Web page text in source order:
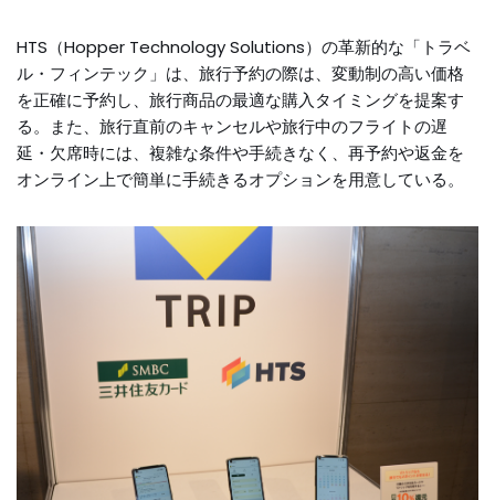
HTS（Hopper Technology Solutions）の革新的な「トラベ
ル・フィンテック」は、旅行予約の際は、変動制の高い価格
を正確に予約し、旅行商品の最適な購入タイミングを提案す
る。また、旅行直前のキャンセルや旅行中のフライトの遅
延・欠席時には、複雑な条件や手続きなく、再予約や返金を
オンライン上で簡単に手続きるオプションを用意している。